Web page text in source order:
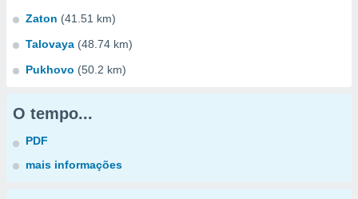
Zaton (41.51 km)
Talovaya (48.74 km)
Pukhovo (50.2 km)
O tempo...
PDF
mais informações